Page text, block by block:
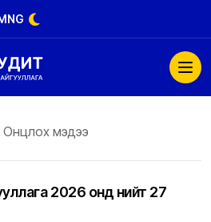
Онцлох мэдээ
2026 онд нийт 27